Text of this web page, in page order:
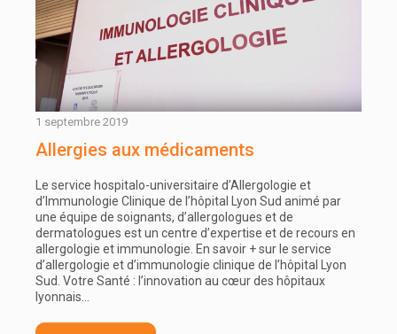
1 septembre 2019
Allergies aux médicaments
Le service hospitalo-universitaire d’Allergologie et
d’Immunologie Clinique de l’hôpital Lyon Sud animé par
une équipe de soignants, d’allergologues et de
dermatologues est un centre d’expertise et de recours en
allergologie et immunologie. En savoir + sur le service
d’allergologie et d’immunologie clinique de l’hôpital Lyon
Sud. Votre Santé : l’innovation au cœur des hôpitaux
lyonnais…